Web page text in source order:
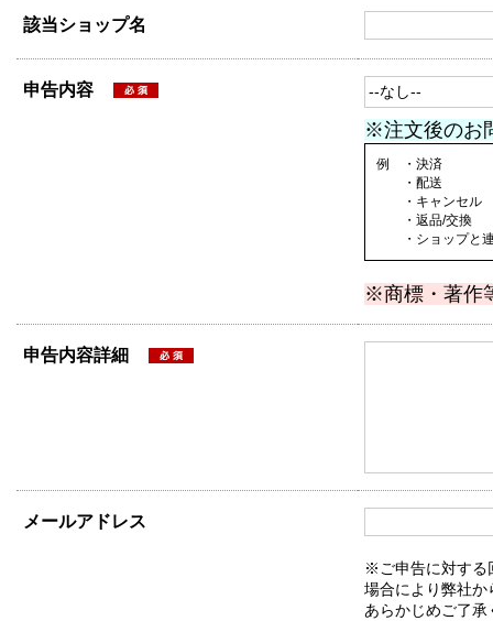
該当ショップ名
申告内容
※注文後のお
例 ・決済
・配送
・キャンセル
・返品/交換
・ショップと連
※商標・著作
申告内容詳細
メールアドレス
※ご申告に対する
場合により弊社か
あらかじめご了承